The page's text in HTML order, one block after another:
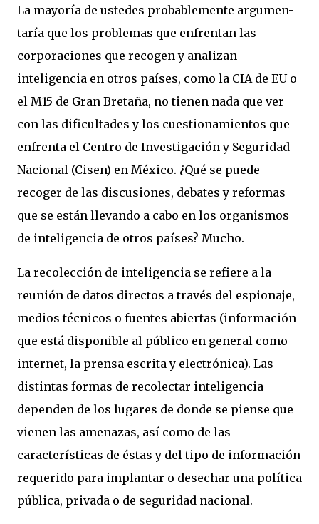
La mayoría de ustedes probablemente argumen-
taría que los problemas que enfrentan las
corporaciones que recogen y analizan
inteligencia en otros países, como la CIA de EU o
el M15 de Gran Bretaña, no tienen nada que ver
con las dificultades y los cuestionamientos que
enfrenta el Centro de Investigación y Seguridad
Nacional (Cisen) en México. ¿Qué se puede
recoger de las discusiones, debates y reformas
que se están llevando a cabo en los organismos
de inteligencia de otros países? Mucho.
La recolección de inteligencia se refiere a la
reunión de datos directos a través del espionaje,
medios técnicos o fuentes abiertas (información
que está disponible al público en general como
internet, la prensa escrita y electrónica). Las
distintas formas de recolectar inteligencia
dependen de los lugares de donde se piense que
vienen las amenazas, así como de las
características de éstas y del tipo de información
requerido para implantar o desechar una política
pública, privada o de seguridad nacional.